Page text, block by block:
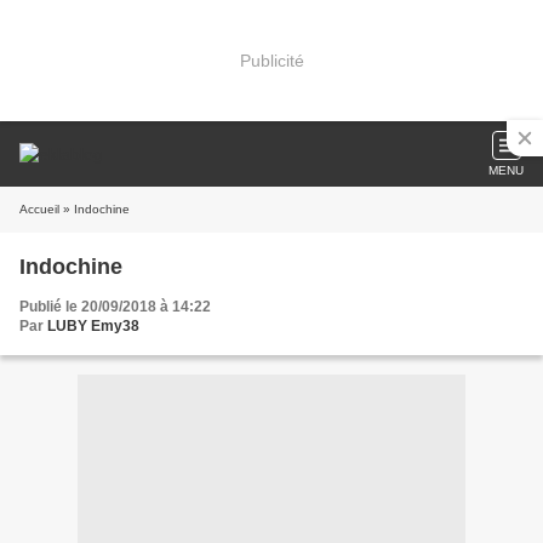
Publicité
MENU
Accueil » Indochine
Indochine
Publié le 20/09/2018 à 14:22
Par LUBY Emy38